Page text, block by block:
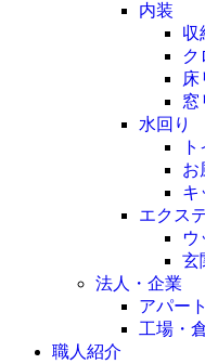
内装
収
ク
床
窓
水回り
お
キ
エクス
ウ
玄
法人・企業
アパー
工場・
職人紹介